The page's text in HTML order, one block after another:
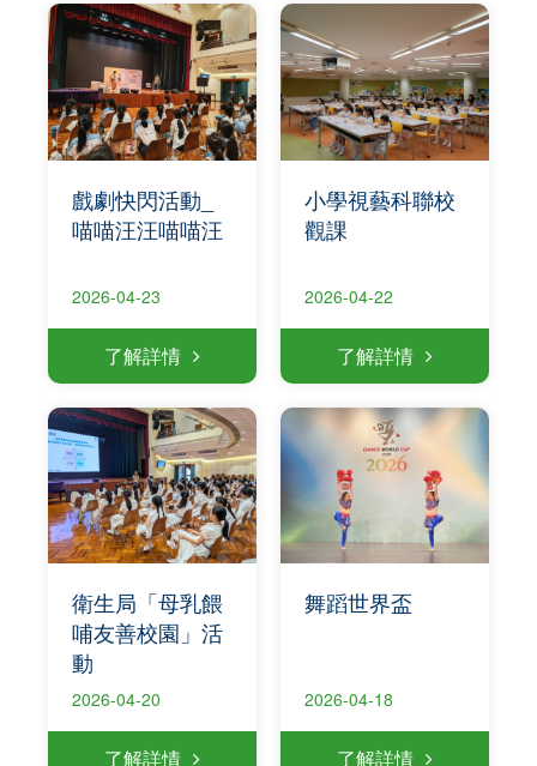
戲劇快閃活動_
喵喵汪汪喵喵汪
2026-04-23
了解詳情
小學視藝科聯校
觀課
2026-04-22
了解詳情
衛生局「母乳餵
哺友善校園」活
動
2026-04-20
了解詳情
舞蹈世界盃
2026-04-18
了解詳情